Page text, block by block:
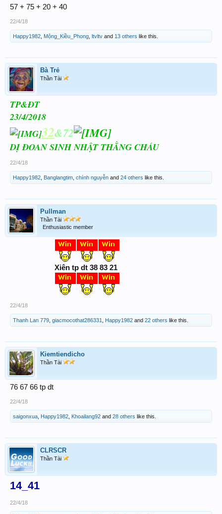
57 + 75 + 20 + 40
22/4/18
Happy1982 Mộng_Kiều_Phong ltvltv and 13 others like this.
Bà Trẻ
Thần Tài
TP&ĐT
23/4/2018
32&72
DỊ ĐOAN SINH NHẬT THẰNG CHÁU
22/4/18
Happy1982 Banglangtim chính nguyễn and 24 others like this.
Pullman
Thần Tài
Enthusiastic member
Xiên tp dt 38 83 21
22/4/18
Thanh Lan 779 giacmocothat286331 Happy1982 and 22 others like this.
Kiemtiendicho
Thần Tài
76 67 66 tp dt
22/4/18
saigonxua Happy1982 Khoailang92 and 28 others like this.
CLRSCR
Thần Tài
14_41
22/4/18